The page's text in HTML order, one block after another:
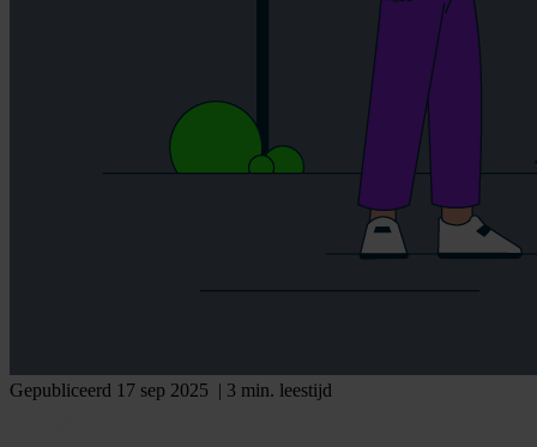
Gepubliceerd 17 sep 2025 | 3 min. leestijd